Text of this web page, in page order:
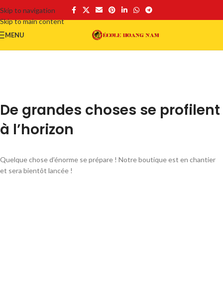
Skip to navigation
Skip to main content
MENU
De grandes choses se profilent
à l’horizon
Quelque chose d’énorme se prépare ! Notre boutique est en chantier
et sera bientôt lancée !